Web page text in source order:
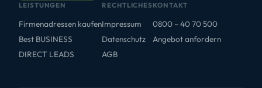
LEISTUNGEN
Firmenadressen kaufen
Best BUSINESS
DIRECT LEADS
RECHTLICHES
Impressum
Datenschutz
AGB
KONTAKT
0800 – 40 70 500
Angebot anfordern